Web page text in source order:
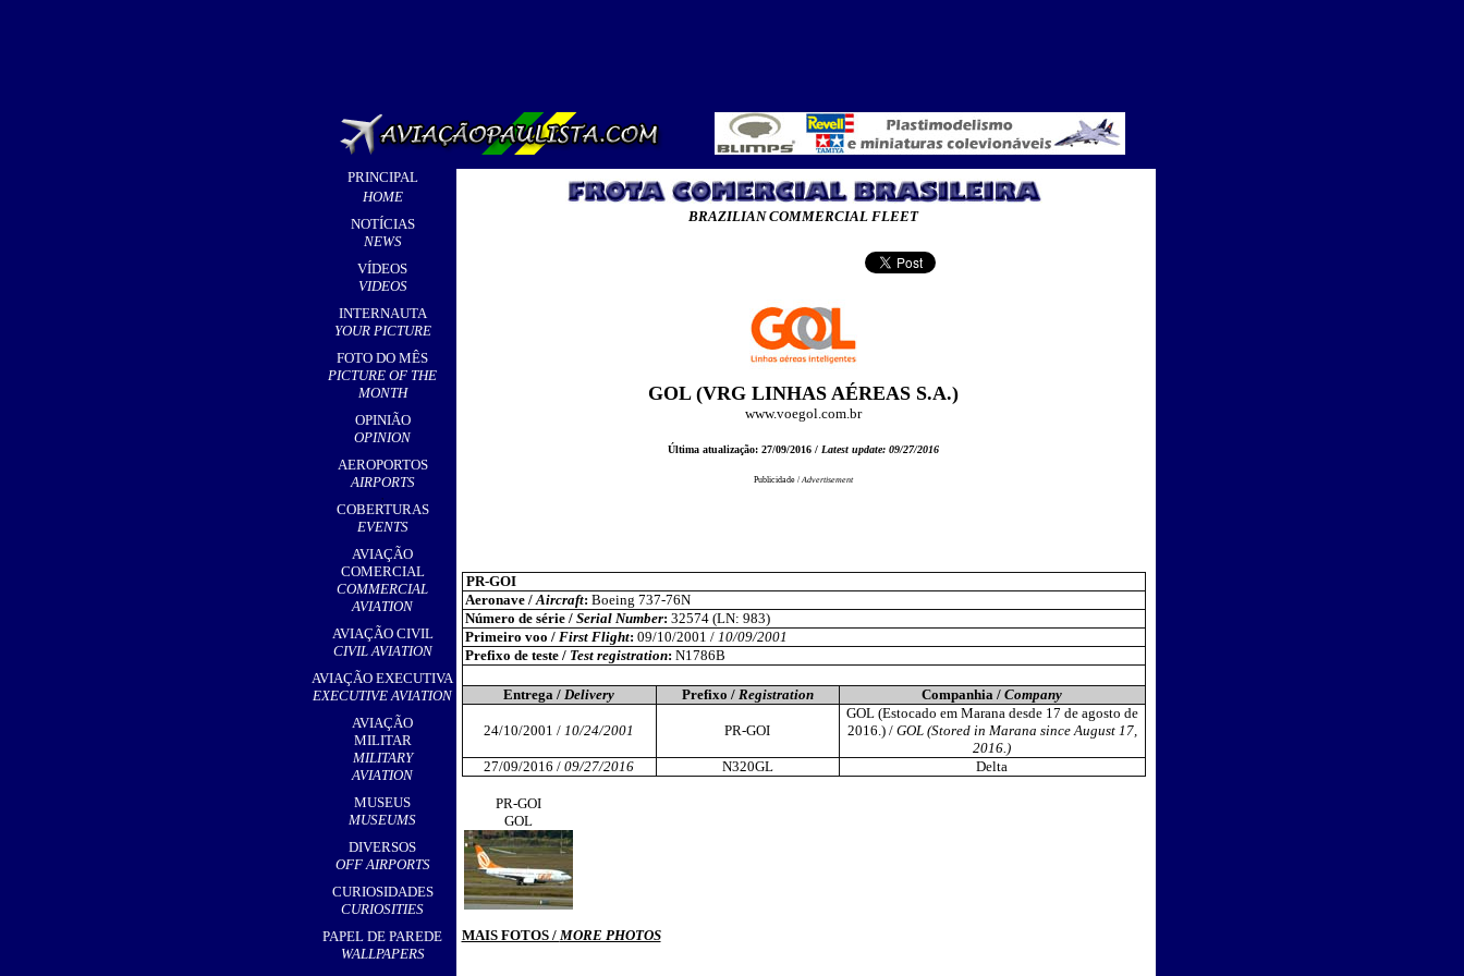
PRINCIPAL
HOME
NOTÍCIAS
NEWS
VÍDEOS
VIDEOS
INTERNAUTA
YOUR PICTURE
FOTO DO MÊS
PICTURE OF THE
MONTH
OPINIÃO
OPINION
AEROPORTOS
AIRPORTS
,
COBERTURAS
EVENTS
AVIAÇÃO
COMERCIAL
COMMERCIAL
AVIATION
AVIAÇÃO CIVIL
CIVIL AVIATION
AVIAÇÃO EXECUTIVA
EXECUTIVE AVIATION
AVIAÇÃO
MILITAR
MILITARY
AVIATION
MUSEUS
MUSEUMS
DIVERSOS
OFF AIRPORTS
CURIOSIDADES
CURIOSITIES
PAPEL DE PAREDE
WALLPAPERS
BRAZILIAN COMMERCIAL FLEET
GOL (VRG LINHAS AÉREAS S.A.)
www.voegol.com.br
Última atualização: 27/09/2016 / Latest update: 09/27/2016
Publicidade /Advertisement
PR-GOI
Aeronave /Aircraft: Boeing 737-76N
Número de série / Serial Number: 32574 (LN: 983)
Primeiro voo / First Flight: 09/10/2001 / 10/09/2001
Prefixo de teste /Test registration: N1786B
Entrega / Delivery Prefixo / Registration Companhia / Company
24/10/2001 / 10/24/2001 PR-GOI
GOL (Estocado em Marana desde 17 de agosto de
2016.) / GOL (Stored in Marana since August 17,
2016.)
27/09/2016 / 09/27/2016 N320GL Delta
PR-GOI
GOL
MAIS FOTOS / MORE PHOTOS